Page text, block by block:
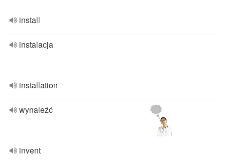
install
instalacja
installation
wynaleźć
invent